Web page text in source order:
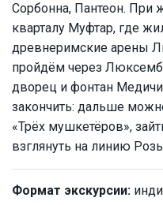
Сорбонна, Пантеон. При
кварталу Муфтар, где
древнеримские арены
пройдём через
дворец и фонтан
закончить: дальше
«Трёх мушкетёров»,
взглянуть на линию
Формат экскурсии: